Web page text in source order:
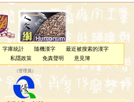
字庫統計 隨機漢字
最近被搜索的漢字
私隱政策 免責聲明 意見簿
（管理員 ）